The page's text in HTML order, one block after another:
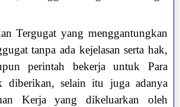
Tergugat yang menggantungkan
tanpa ada kejelasan serta hak,
perintah bekerja untuk Para
diberikan, selain itu juga adanya
Kerja yang dikeluarkan oleh